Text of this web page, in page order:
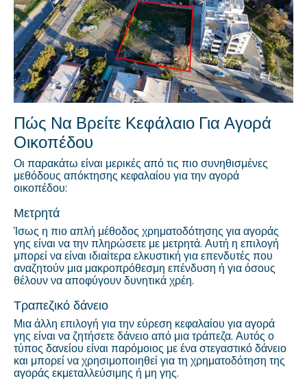
Πώς Να Βρείτε Κεφάλαιο Για Αγορά
Οικοπέδου
Οι παρακάτω είναι μερικές από τις πιο συνηθισμένες
μεθόδους απόκτησης κεφαλαίου για την αγορά
οικοπέδου:
Μετρητά
Ίσως η πιο απλή μέθοδος χρηματοδότησης για αγοράς
γης είναι να την πληρώσετε με μετρητά. Αυτή η επιλογή
μπορεί να είναι ιδιαίτερα ελκυστική για επενδυτές που
αναζητούν μια μακροπρόθεσμη επένδυση ή για όσους
θέλουν να αποφύγουν δυνητικά χρέη.
Τραπεζικό δάνειο
Μια άλλη επιλογή για την εύρεση κεφαλαίου για αγορά
γης είναι να ζητήσετε δάνειο από μια τράπεζα. Αυτός ο
τύπος δανείου είναι παρόμοιος με ένα στεγαστικό δάνειο
και μπορεί να χρησιμοποιηθεί για τη χρηματοδότηση της
αγοράς εκμεταλλεύσιμης ή μη γης.